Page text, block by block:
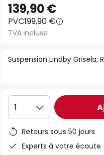
to
the
beginning
the
Suspension Lindby Grisela,
139,90 €
PVC199,90 €
TVA incluse
1
Retours sous 50 jours
Experts à votre écoute